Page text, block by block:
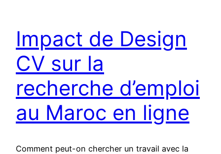
Impact de Design
CV sur la
recherche d’emploi
au Maroc en ligne
Comment peut-on chercher un travail avec la